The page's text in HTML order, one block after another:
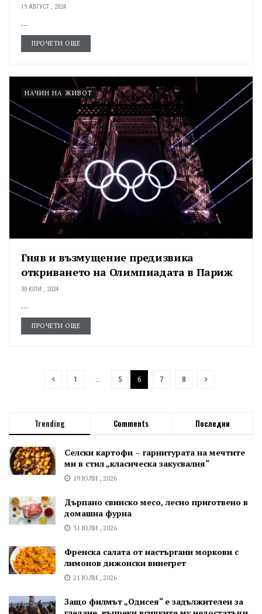
19 АВГУСТ , 2024
ПРОЧЕТИ ОЩЕ
НАЧИН НА ЖИВОТ
Гняв и възмущение предизвика
откриването на Олимпиадата в Париж
30 ЮЛИ , 2024
ПРОЧЕТИ ОЩЕ
1 … 5 6 7 8
Trending Comments Последни
Селски картофи – гарнитурата на мечтите
ми в стил „класическа закусвалня“
19 ЮЛИ , 2026
Дърпано свинско месо, лесно приготвено в
домашна фурна
31 ЮЛИ , 2026
Френска салата от настъргани моркови с
лимонов дижонски винегрет
21 ЮЛИ , 2026
Защо филмът „Одисея“ е задължителен за